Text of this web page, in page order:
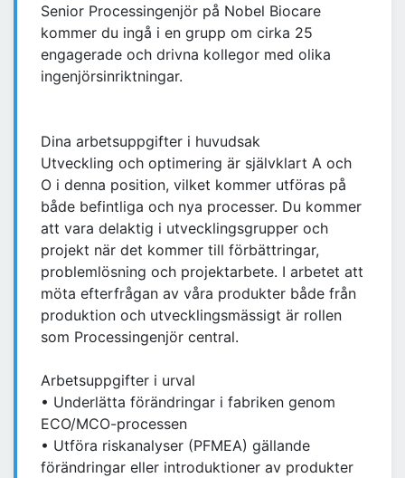
Senior Processingenjör på Nobel Biocare
kommer du ingå i en grupp om cirka 25
engagerade och drivna kollegor med olika
ingenjörsinriktningar.
Dina arbetsuppgifter i huvudsak
Utveckling och optimering är självklart A och
O i denna position, vilket kommer utföras på
både befintliga och nya processer. Du kommer
att vara delaktig i utvecklingsgrupper och
projekt när det kommer till förbättringar,
problemlösning och projektarbete. I arbetet att
möta efterfrågan av våra produkter både från
produktion och utvecklingsmässigt är rollen
som Processingenjör central.
Arbetsuppgifter i urval
• Underlätta förändringar i fabriken genom
ECO/MCO-processen
• Utföra riskanalyser (PFMEA) gällande
förändringar eller introduktioner av produkter